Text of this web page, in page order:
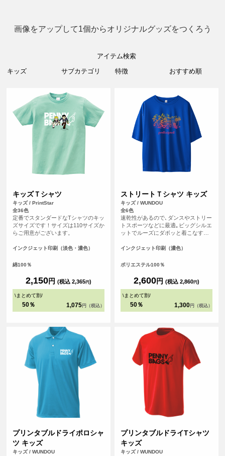
画像をアップして1個からオリジナルグッズをつくろう
アイテム検索
キッズＴシャツ
キッズ / PrintStar
全36色
定番でスタンダードなTシャツのキッ
ズサイズです！サイズは110サイズか
らご用意がございます。
インクジェット印刷（淡色・濃色）
綿100％
2,150円 (税込 2,365円)
\まとめて割/
50％ 1,075 円（税込）
ストリートＴシャツ キッズ
キッズ / WUNDOU
全6色
速乾性があるので､ダンスやストリー
トスポーツなどに最適｡ビッグシルエ
ットでルーズにダボッと着こなすと
くことがなく､すぐに乾くので重たく
快適に体を動かすことのできる必須
シャツです｡
インクジェット印刷（濃色）
ポリエステル100％
2,600円 (税込 2,860円)
\まとめて割/
50％ 1,300 円（税込）
プリンタブルドライポロシャ
ツ キッズ
キッズ / WUNDOU
プリンタブルドライTシャツ
キッズ
キッズ / WUNDOU